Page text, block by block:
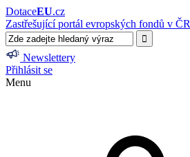
DotaceEU.cz
Zastřešující portál evropských fondů v ČR
Newslettery
Přihlásit se
Menu